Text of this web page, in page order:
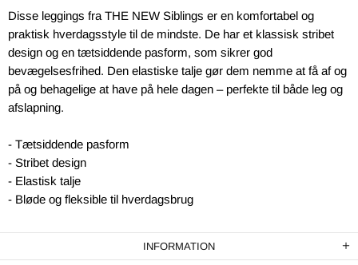
Disse leggings fra THE NEW Siblings er en komfortabel og
praktisk hverdagsstyle til de mindste. De har et klassisk stribet
design og en tætsiddende pasform, som sikrer god
bevægelsesfrihed. Den elastiske talje gør dem nemme at få af og
på og behagelige at have på hele dagen – perfekte til både leg og
afslapning.
- Tætsiddende pasform
- Stribet design
- Elastisk talje
- Bløde og fleksible til hverdagsbrug
INFORMATION